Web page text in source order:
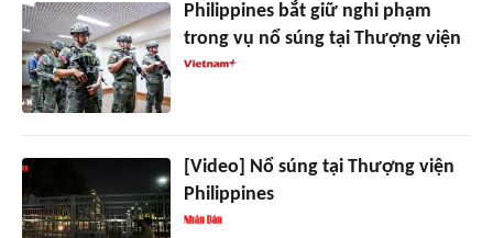
Philippines bắt giữ nghi phạm
trong vụ nổ súng tại Thượng viện
[Video] Nổ súng tại Thượng viện
Philippines